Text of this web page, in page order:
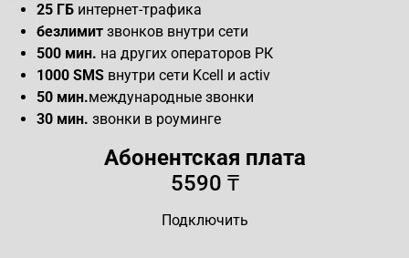
25 ГБ интернет-трафика
безлимит звонков внутри сети
500 мин. на других операторов РК
1000 SMS внутри сети Kcell и activ
50 мин.международные звонки
30 мин. звонки в роуминге
Абонентская плата
5590 ₸
Подключить